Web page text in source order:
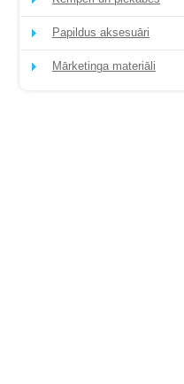
Papildus aksesuāri
Mārketinga materiāli